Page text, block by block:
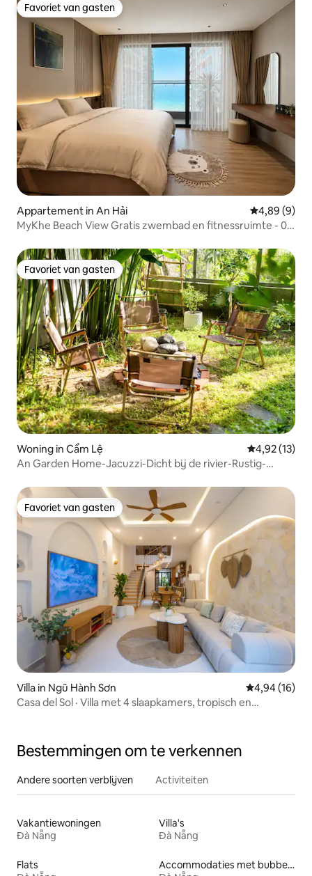
Favoriet van gasten
Favoriet van gasten
Appartement in An Hải Gemiddelde
4,89 (9)
MyKhe Beach View Gratis zwembad en fitnessruimte - 0
Favoriet van gasten
Favoriet van gasten
Woning in Cẩm Lệ Gemiddelde
4,92 (13)
An Garden Home-Jacuzzi-Dicht bij de rivier-Rustig-
Favoriet van gasten
Favoriet van gasten
Villa in Ngũ Hành Sơn Gemiddelde
4,94 (16)
Casa del Sol · Villa met 4 slaapkamers, tropisch en
Bestemmingen om te verkennen
Andere soorten verblijven Activiteiten
Vakantiewoningen
Đà Nẵng
Villa's
Đà Nẵng
Flats
Accommodaties met bubbelbad